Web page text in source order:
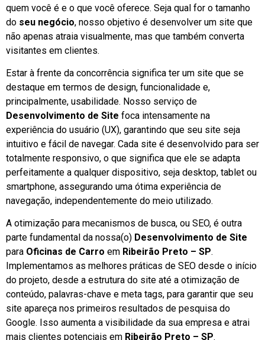
quem você é e o que você oferece. Seja qual for o tamanho
do seu negócio, nosso objetivo é desenvolver um site que
não apenas atraia visualmente, mas que também converta
visitantes em clientes.
Estar à frente da concorrência significa ter um site que se
destaque em termos de design, funcionalidade e,
principalmente, usabilidade. Nosso serviço de
Desenvolvimento de Site foca intensamente na
experiência do usuário (UX), garantindo que seu site seja
intuitivo e fácil de navegar. Cada site é desenvolvido para ser
totalmente responsivo, o que significa que ele se adapta
perfeitamente a qualquer dispositivo, seja desktop, tablet ou
smartphone, assegurando uma ótima experiência de
navegação, independentemente do meio utilizado.
A otimização para mecanismos de busca, ou SEO, é outra
parte fundamental da nossa(o) Desenvolvimento de Site
para Oficinas de Carro em Ribeirão Preto – SP.
Implementamos as melhores práticas de SEO desde o início
do projeto, desde a estrutura do site até a otimização de
conteúdo, palavras-chave e meta tags, para garantir que seu
site apareça nos primeiros resultados de pesquisa do
Google. Isso aumenta a visibilidade da sua empresa e atrai
mais clientes potenciais em Ribeirão Preto – SP.